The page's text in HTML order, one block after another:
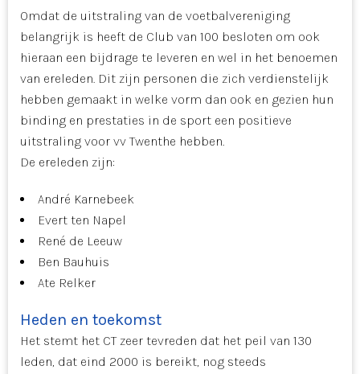
Omdat de uitstraling van de voetbalvereniging
belangrijk is heeft de Club van 100 besloten om ook
hieraan een bijdrage te leveren en wel in het benoemen
van ereleden. Dit zijn personen die zich verdienstelijk
hebben gemaakt in welke vorm dan ook en gezien hun
binding en prestaties in de sport een positieve
uitstraling voor vv Twenthe hebben.
De ereleden zijn:
André Karnebeek
Evert ten Napel
René de Leeuw
Ben Bauhuis
Ate Relker
Heden en toekomst
Het stemt het CT zeer tevreden dat het peil van 130
leden, dat eind 2000 is bereikt, nog steeds